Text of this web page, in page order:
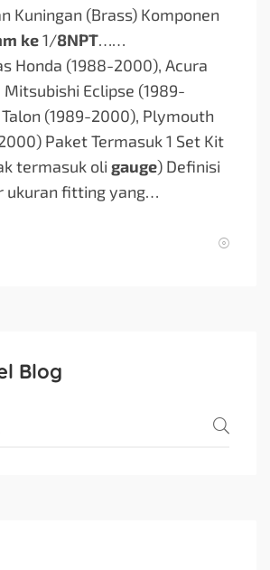
Kuningan (Brass) Komponen
ke1/8NPT……
Honda (1988-2000), Acura
Eclipse (1989-
(1989-2000), Plymouth
Paket Termasuk 1 Set Kit
termasuk oli gauge) Definisi
ukuran fitting yang…
Blog